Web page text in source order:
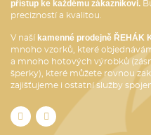
přístup ke každému zákazníkovi.
precizností a kvalitou.
V naší kamenné prodejně ŘEHÁK
mnoho vzorků, které
a mnoho hotových výrobků
šperky), které můžete rovnou
zajišťujeme i ostatní služby